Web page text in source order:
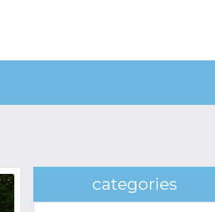
categories